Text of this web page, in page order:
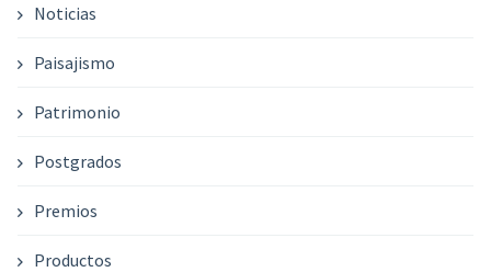
Noticias
Paisajismo
Patrimonio
Postgrados
Premios
Productos